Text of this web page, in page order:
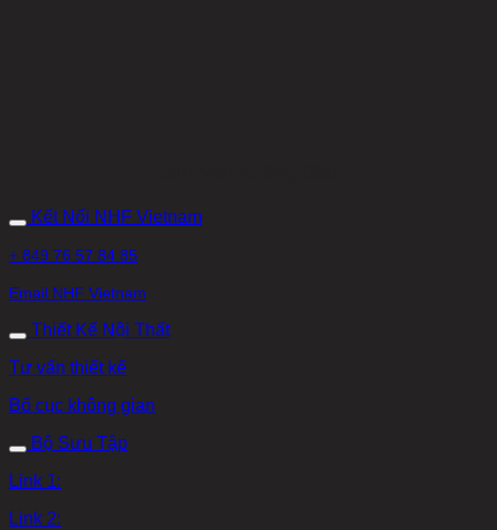
Kết Nối NHF Vietnam
+ 849 76 57 84 85
Email NHF Vietnam
Thiết Kế Nội Thất
Tư vấn thiết kế
Bố cục không gian
Bộ Sưu Tập
Link 1:
Link 2: